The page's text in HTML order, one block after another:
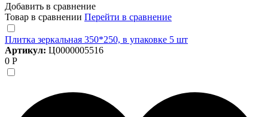
Добавить в сравнение
Товар в сравнении Перейти в сравнение
Плитка зеркальная 350*250, в упаковке 5 шт
Артикул: Ц0000005516
0 Р